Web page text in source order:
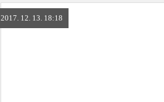
2017. 12. 13. 18:18